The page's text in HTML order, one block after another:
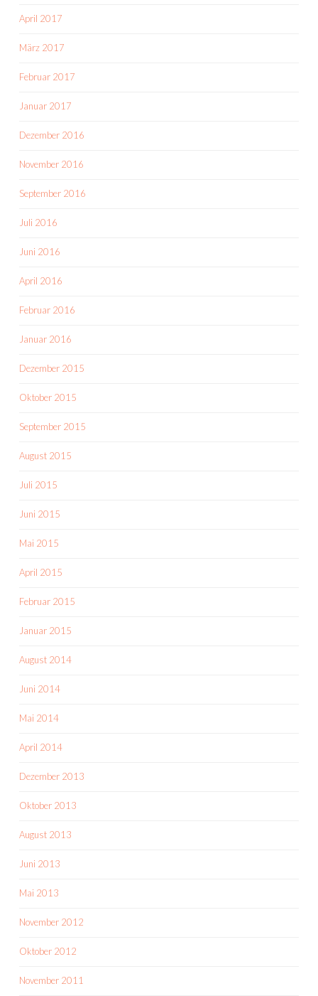
April 2017
März 2017
Februar 2017
Januar 2017
Dezember 2016
November 2016
September 2016
Juli 2016
Juni 2016
April 2016
Februar 2016
Januar 2016
Dezember 2015
Oktober 2015
September 2015
August 2015
Juli 2015
Juni 2015
Mai 2015
April 2015
Februar 2015
Januar 2015
August 2014
Juni 2014
Mai 2014
April 2014
Dezember 2013
Oktober 2013
August 2013
Juni 2013
Mai 2013
November 2012
Oktober 2012
November 2011